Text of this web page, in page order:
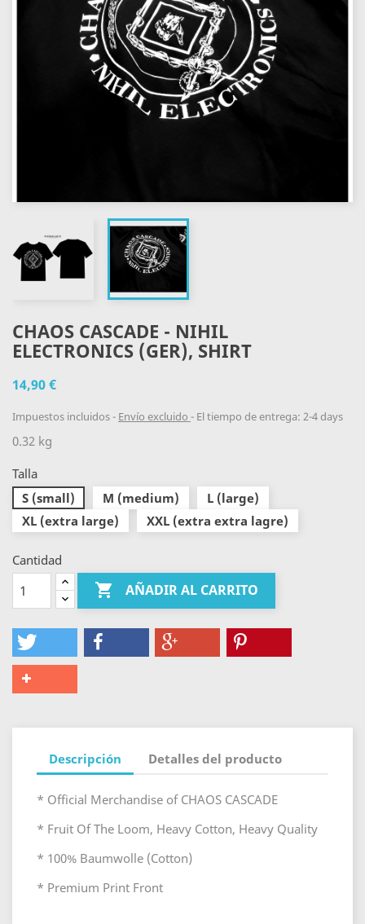
CHAOS CASCADE - NIHIL
ELECTRONICS (GER), SHIRT
14,90 €
Impuestos incluidos Envío excluido El tiempo de entrega: 2-4 days
0.32 kg
Talla
S (small)
M (medium)
L (large)
XL (extra large)
XXL (extra extra lagre)
Cantidad
 AÑADIR AL CARRITO
Descripción Detalles del producto
* Official Merchandise of CHAOS CASCADE
* Fruit Of The Loom, Heavy Cotton, Heavy Quality
* 100% Baumwolle (Cotton)
* Premium Print Front